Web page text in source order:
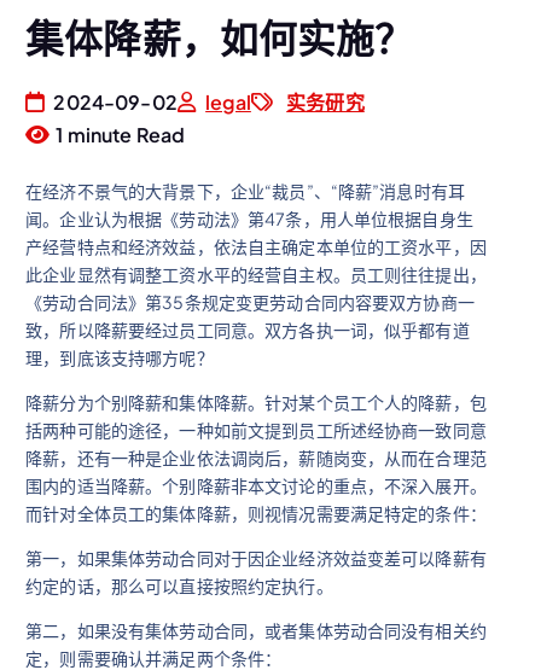
集体降薪，如何实施？
2024-09-02 legal
实务研究
1 minute Read
在经济不景气的大背景下，企业“裁员”、“降薪”消息时有耳
闻。企业认为根据《劳动法》第47条，用人单位根据自身生
产经营特点和经济效益，依法自主确定本单位的工资水平，因
此企业显然有调整工资水平的经营自主权。员工则往往提出，
《劳动合同法》第35条规定变更劳动合同内容要双方协商一
致，所以降薪要经过员工同意。双方各执一词，似乎都有道
理，到底该支持哪方呢？
降薪分为个别降薪和集体降薪。针对某个员工个人的降薪，包
括两种可能的途径，一种如前文提到员工所述经协商一致同意
降薪，还有一种是企业依法调岗后，薪随岗变，从而在合理范
围内的适当降薪。个别降薪非本文讨论的重点，不深入展开。
而针对全体员工的集体降薪，则视情况需要满足特定的条件：
第一，如果集体劳动合同对于因企业经济效益变差可以降薪有
约定的话，那么可以直接按照约定执行。
第二，如果没有集体劳动合同，或者集体劳动合同没有相关约
定，则需要确认并满足两个条件：